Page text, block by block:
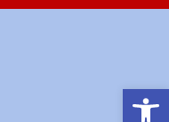
Barra de